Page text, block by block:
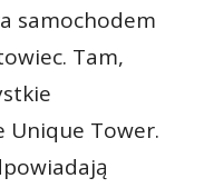
samochodem
Tam,
Unique Tower.